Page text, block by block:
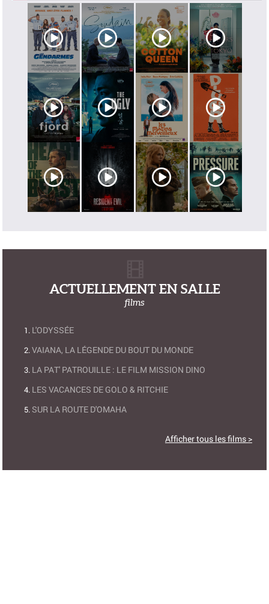
ACTUELLEMENT EN SALLE
films
L'ODYSSÉE
VAIANA, LA LÉGENDE DU BOUT DU MONDE
LA PAT' PATROUILLE : LE FILM MISSION DINO
LES VACANCES DE GOLO & RITCHIE
SUR LA ROUTE D'OMAHA
Afficher tous les films >